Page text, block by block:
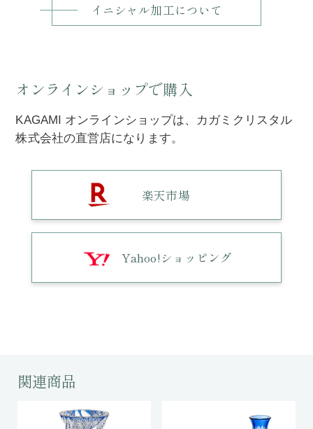
イニシャル加工について
オンラインショップで購入
KAGAMI オンラインショップは、カガミクリスタル
株式会社の直営店になります。
楽天市場
Yahoo!ショッピング
関連商品